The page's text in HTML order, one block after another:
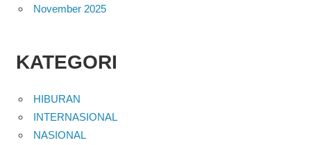
November 2025
KATEGORI
HIBURAN
INTERNASIONAL
NASIONAL